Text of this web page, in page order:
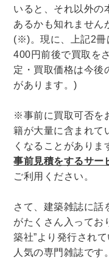
理工書関係
科学書・工学書・
宇宙学・天文学
物理学
生物
農学
金属・鉱
IT・テクノロジー
他理工書
化学
医学書・東洋医学
歯学書・歯科衛生士
針灸・漢方
伝統医学・東洋医
整形外科学
いると、それ以外の
あるかも知れません
(※)。現に、上記2冊
400円前後で買取を
定・買取価格は今後
があります。)
※事前に買取可否を
籍が大量に含まれて
くなることがありま
事前見積をするサー
ご利用ください。
さて、建築雑誌に話
がたくさん入ってお
築社”より発行され
人気の専門雑誌です。